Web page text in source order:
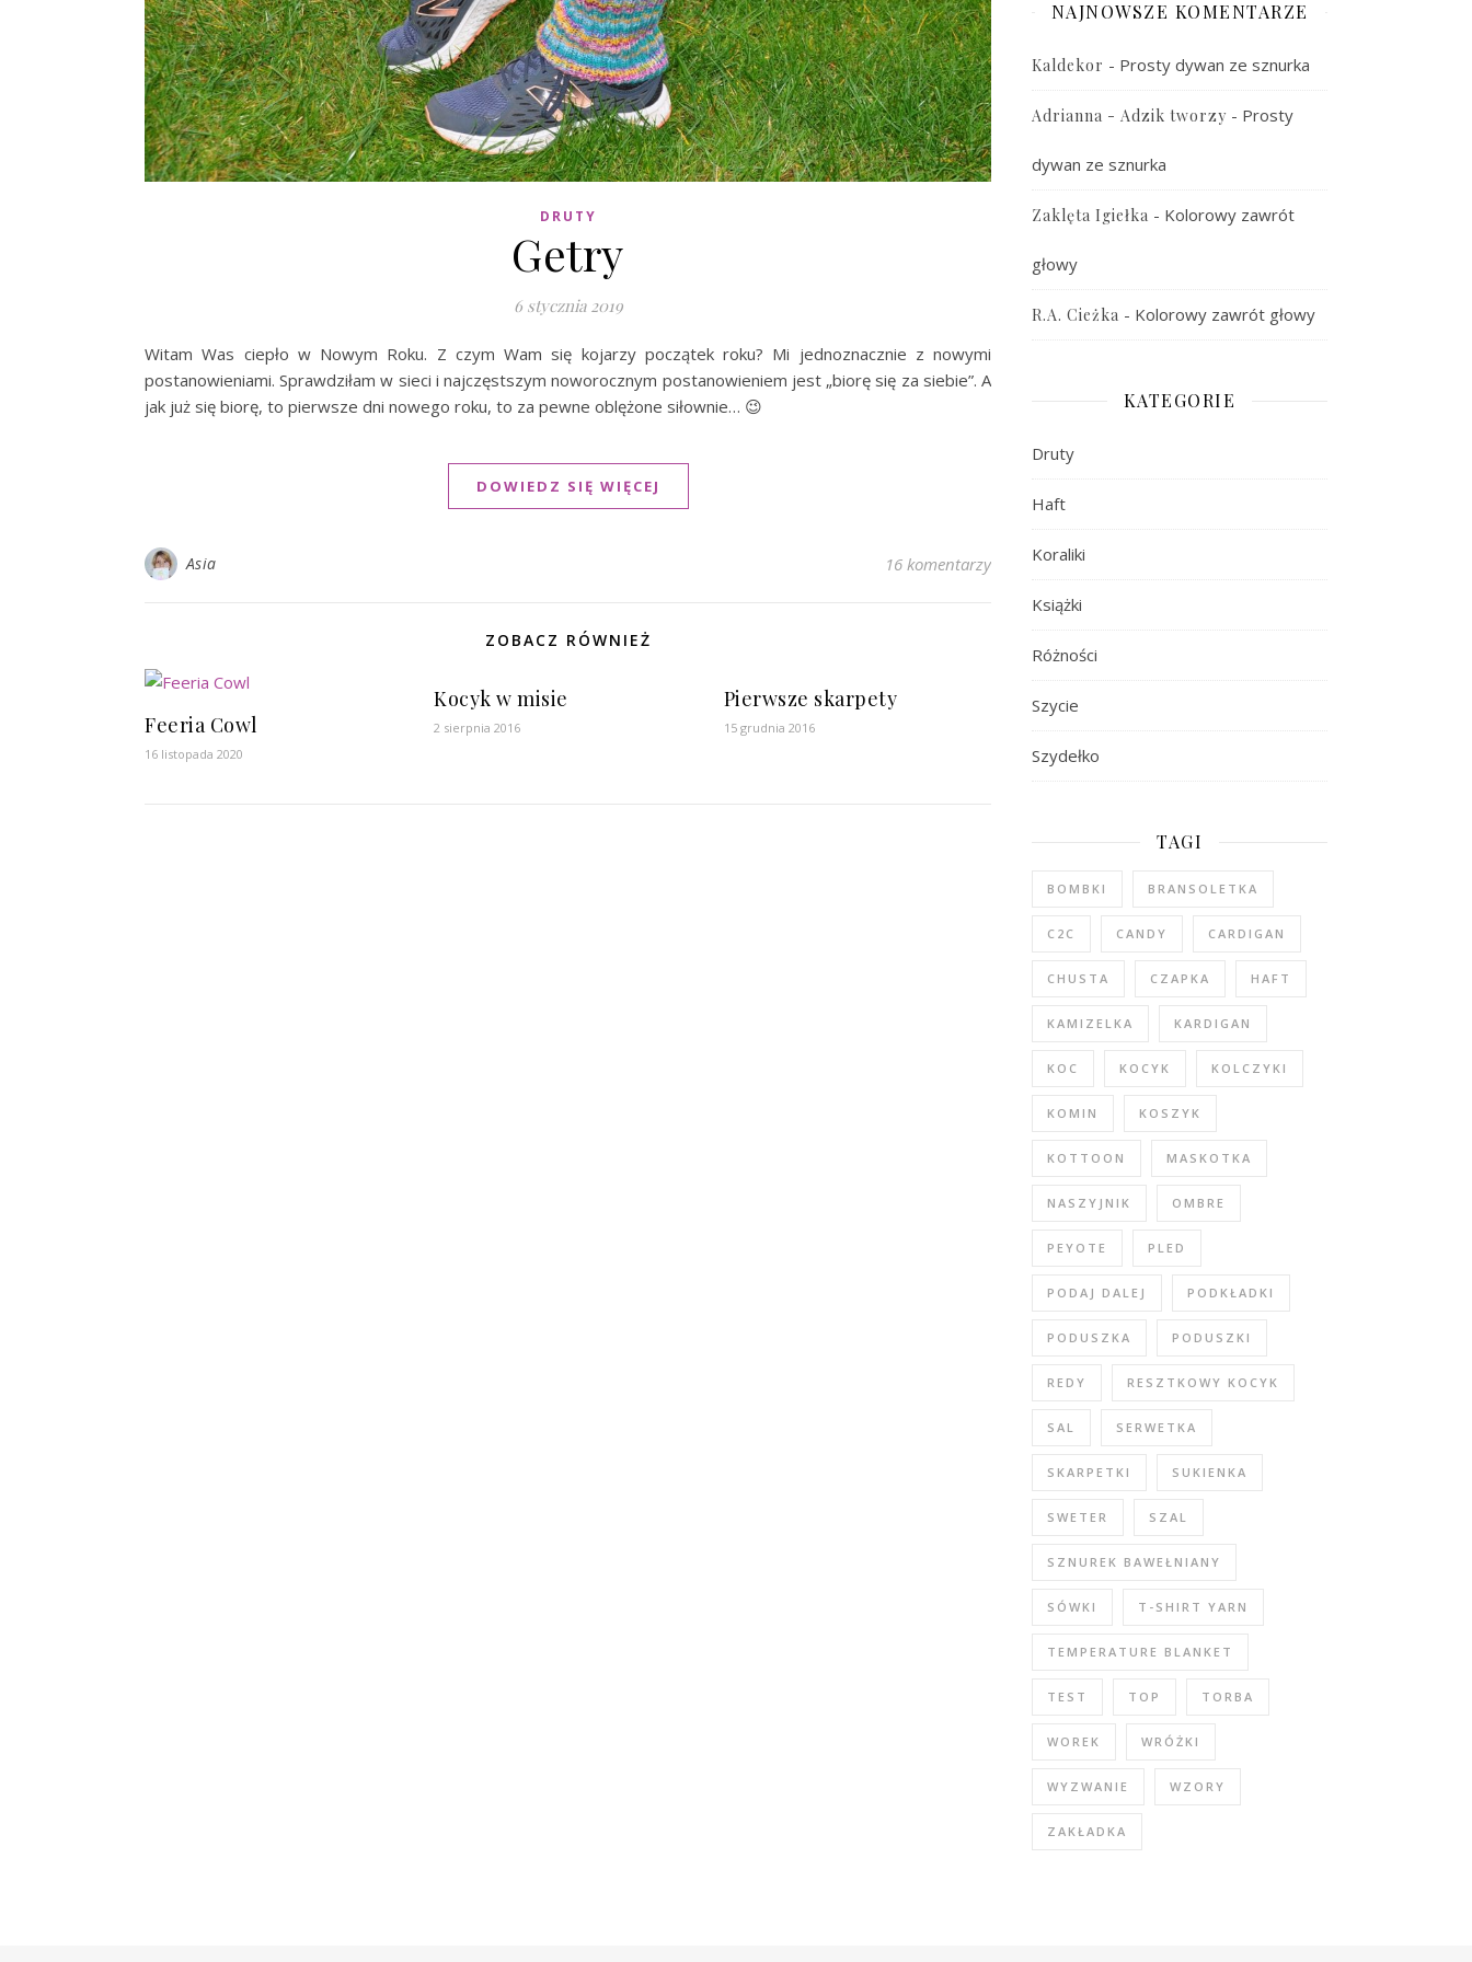
DRUTY
Getry
6 stycznia 2019
Witam Was ciepło w Nowym Roku. Z czym Wam się kojarzy początek roku? Mi jednoznacznie z nowymi
postanowieniami. Sprawdziłam w sieci i najczęstszym noworocznym postanowieniem jest „biorę się za siebie”. A
jak już się biorę, to pierwsze dni nowego roku, to za pewne oblężone siłownie… 😉
DOWIEDZ SIĘ WIĘCEJ
Asia 16 komentarzy
ZOBACZ RÓWNIEŻ
Feeria Cowl
16 listopada 2020
Kocyk w misie
2 sierpnia 2016
Pierwsze skarpety
15 grudnia 2016
NAJNOWSZE KOMENTARZE
Kaldekor - Prosty dywan ze sznurka
Adrianna - Adzik tworzy - Prosty
dywan ze sznurka
Zaklęta Igiełka - Kolorowy zawrót
głowy
R.A. Cieżka - Kolorowy zawrót głowy
KATEGORIE
Druty
Haft
Koraliki
Książki
Różności
Szycie
Szydełko
TAGI
BOMBKI BRANSOLETKA
C2C CANDY CARDIGAN
CHUSTA CZAPKA HAFT
KAMIZELKA KARDIGAN
KOC KOCYK KOLCZYKI
KOMIN KOSZYK
KOTTOON MASKOTKA
NASZYJNIK OMBRE
PEYOTE PLED
PODAJ DALEJ PODKŁADKI
PODUSZKA PODUSZKI
REDY RESZTKOWY KOCYK
SAL SERWETKA
SKARPETKI SUKIENKA
SWETER SZAL
SZNUREK BAWEŁNIANY
SÓWKI T-SHIRT YARN
TEMPERATURE BLANKET
TEST TOP TORBA
WOREK WRÓŻKI
WYZWANIE WZORY
ZAKŁADKA